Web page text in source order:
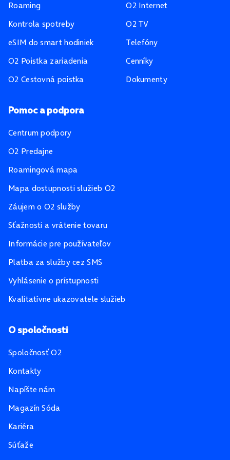
Roaming
Kontrola spotreby
eSIM do smart hodiniek
O2 Poistka zariadenia
O2 Cestovná poistka
O2 Internet
O2 TV
Telefóny
Cenníky
Dokumenty
Pomoc a podpora
Centrum podpory
O2 Predajne
Roamingová mapa
Mapa dostupnosti služieb O2
Záujem o O2 služby
Sťažnosti a vrátenie tovaru
Informácie pre používateľov
Platba za služby cez SMS
Vyhlásenie o prístupnosti
Kvalitatívne ukazovatele služieb
O spoločnosti
Spoločnosť O2
Kontakty
Napíšte nám
Magazín Sóda
Kariéra
Súťaže